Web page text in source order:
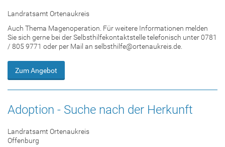
Landratsamt Ortenaukreis
Auch Thema Magenoperation. Für weitere Informationen melden
Sie sich gerne bei der Selbsthilfekontaktstelle telefonisch unter 0781
/ 805 9771 oder per Mail an selbsthilfe@ortenaukreis.de.
Zum Angebot
Adoption - Suche nach der Herkunft
Landratsamt Ortenaukreis
Offenburg